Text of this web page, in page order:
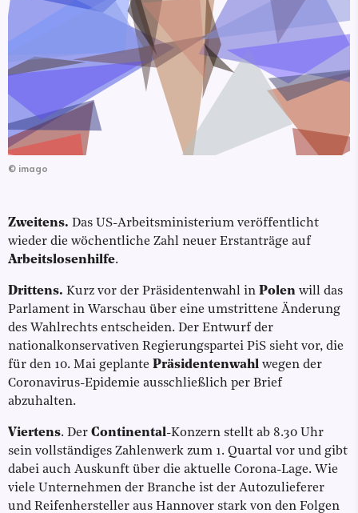
© imago
Zweitens. Das US-Arbeitsministerium veröffentlicht
wieder die wöchentliche Zahl neuer Erstanträge auf
Arbeitslosenhilfe.
Drittens. Kurz vor der Präsidentenwahl in Polen will das
Parlament in Warschau über eine umstrittene Änderung
des Wahlrechts entscheiden. Der Entwurf der
nationalkonservativen Regierungspartei PiS sieht vor, die
für den 10. Mai geplante Präsidentenwahl wegen der
Coronavirus-Epidemie ausschließlich per Brief
abzuhalten.
Viertens. Der Continental-Konzern stellt ab 8.30 Uhr
sein vollständiges Zahlenwerk zum 1. Quartal vor und gibt
dabei auch Auskunft über die aktuelle Corona-Lage. Wie
viele Unternehmen der Branche ist der Autozulieferer
und Reifenhersteller aus Hannover stark von den Folgen